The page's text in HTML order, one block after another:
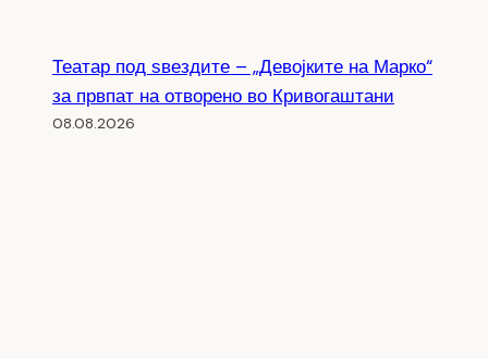
Театар под ѕвездите – „Девојките на Марко“
за првпат на отворено во Кривогаштани
08.08.2026